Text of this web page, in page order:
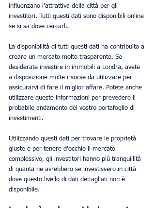
influenzano l'attrattiva della città per gli
investitori. Tutti questi dati sono disponibili online
se si sa dove cercarli.
La disponibilità di tutti questi dati ha contribuito a
creare un mercato molto trasparente. Se
desiderate investire in immobili a Londra, avete
a disposizione molte risorse da utilizzare per
assicurarvi di fare il miglior affare. Potete anche
utilizzare queste informazioni per prevedere il
probabile andamento del vostro portafoglio di
investimenti.
Utilizzando questi dati per trovare le proprietà
giuste e per tenere d'occhio il mercato
complessivo, gli investitori hanno più tranquillità
di quanta ne avrebbero se investissero in città
dove questo livello di dati dettagliati non è
disponibile.